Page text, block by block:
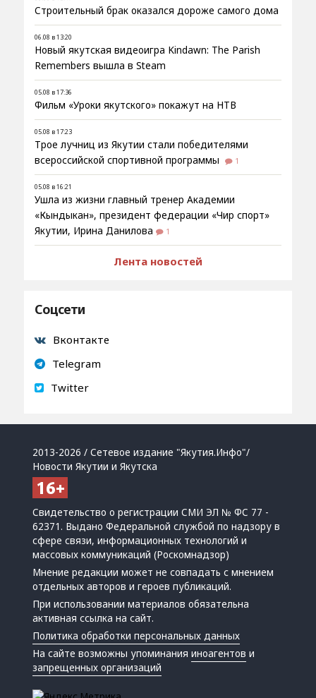
Строительный брак оказался дороже самого дома
06.08 в 13:20
Новый якутская видеоигра Kindawn: The Parish
Remembers вышла в Steam
05.08 в 17:36
Фильм «Уроки якутского» покажут на НТВ
05.08 в 17:23
Трое лучниц из Якутии стали победителями
всероссийской спортивной программы
1
05.08 в 16:21
Ушла из жизни главный тренер Академии
«Кындыкан», президент федерации «Чир спорт»
Якутии, Ирина Данилова
1
Лента новостей
Соцсети
Вконтакте
Telegram
Twitter
2013-2026 / Сетевое издание "Якутия.Инфо"/
Новости Якутии и Якутска
Свидетельство о регистрации СМИ ЭЛ № ФС 77 -
62371. Выдано Федеральной службой по надзору в
сфере связи, информационных технологий и
массовых коммуникаций (Роскомнадзор)
Мнение редакции может не совпадать с мнением
отдельных авторов и героев публикаций.
При использовании материалов обязательна
активная ссылка на сайт.
Политика обработки персональных данных
На сайте возможны упоминанияиноагентов и
запрещенных организаций